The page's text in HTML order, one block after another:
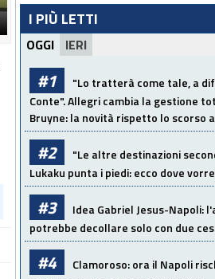
I PIÙ LETTI
OGGI IERI
#1
"Lo tratterà come tale, a
Conte". Allegri cambia la gestione
Bruyne: la novità rispetto lo scorso
#2
"Le altre destinazioni
Lukaku punta i piedi: ecco dove
#3
Idea Gabriel Jesus-Napoli:
potrebbe decollare solo con due
#4
Clamoroso: ora il Napoli